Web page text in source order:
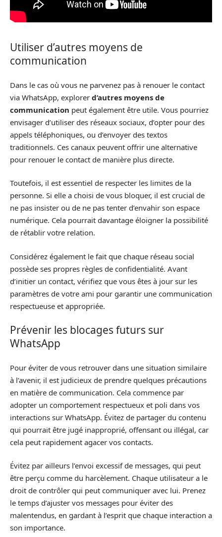
Utiliser d’autres moyens de
communication
Dans le cas où vous ne parvenez pas à renouer le contact
via WhatsApp, explorer d’autres moyens de
communication peut également être utile. Vous pourriez
envisager d’utiliser des réseaux sociaux, d’opter pour des
appels téléphoniques, ou d’envoyer des textos
traditionnels. Ces canaux peuvent offrir une alternative
pour renouer le contact de manière plus directe.
Toutefois, il est essentiel de respecter les limites de la
personne. Si elle a choisi de vous bloquer, il est crucial de
ne pas insister ou de ne pas tenter d’envahir son espace
numérique. Cela pourrait davantage éloigner la possibilité
de rétablir votre relation.
Considérez également le fait que chaque réseau social
possède ses propres règles de confidentialité. Avant
d’initier un contact, vérifiez que vous êtes à jour sur les
paramètres de votre ami pour garantir une communication
respectueuse et appropriée.
Prévenir les blocages futurs sur
WhatsApp
Pour éviter de vous retrouver dans une situation similaire
à l’avenir, il est judicieux de prendre quelques précautions
en matière de communication. Cela commence par
adopter un comportement respectueux et poli dans vos
interactions sur WhatsApp. Évitez de partager du contenu
qui pourrait être jugé inapproprié, offensant ou illégal, car
cela peut rapidement agacer vos contacts.
Évitez par ailleurs l’envoi excessif de messages, qui peut
être perçu comme du harcèlement. Chaque utilisateur a le
droit de contrôler qui peut communiquer avec lui. Prenez
le temps d’ajuster vos messages pour éviter des
malentendus, en gardant à l’esprit que chaque interaction a
son importance.